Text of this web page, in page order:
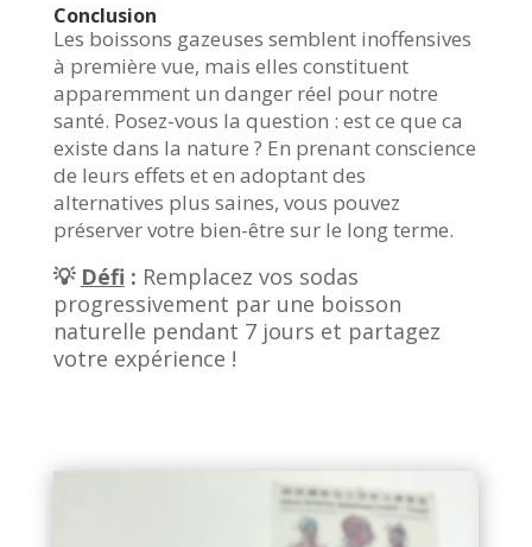
Conclusion
Les boissons gazeuses semblent inoffensives
à première vue, mais elles constituent
apparemment un danger réel pour notre
santé. Posez-vous la question : est ce que ca
existe dans la nature ? En prenant conscience
de leurs effets et en adoptant des
alternatives plus saines, vous pouvez
préserver votre bien-être sur le long terme.
💡 Défi : Remplacez vos sodas
progressivement par une boisson
naturelle pendant 7 jours et partagez
votre expérience !